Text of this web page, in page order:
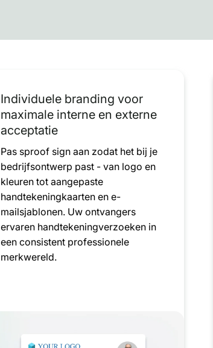
Individuele branding voor
maximale interne en externe
acceptatie
Pas sproof sign aan zodat het bij je
bedrijfsontwerp past - van logo en
kleuren tot aangepaste
handtekeningkaarten en e-
mailsjablonen. Uw ontvangers
ervaren handtekeningverzoeken in
een consistent professionele
merkwereld.